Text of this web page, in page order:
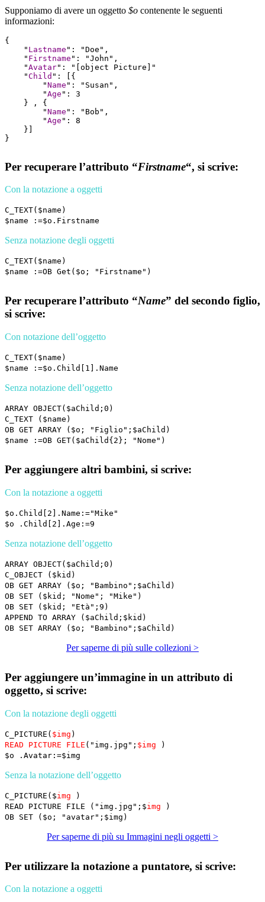
Supponiamo di avere un oggetto $o contenente le seguenti
informazioni:
{
    "
Lastname ": "Doe",
    "
Firstname ": "John",
    "
Avatar": "[object Picture]"
    "
Child ": [{
        "
Name ": "Susan",
        "
Age ": 3
    } , {
        "
Name ": "Bob",
        "
Age ": 8
    }]
}
Per recuperare l’attributo “Firstname“, si scrive:
Con la notazione a oggetti
C_TEXT( $name )
$name :=$o .Firstname
Senza notazione degli oggetti
C_TEXT( $name )
$name :=OB Get ( $o ; "Firstname")
Per recuperare l’attributo “Name” del secondo figlio,
si scrive:
Con notazione dell’oggetto
C_TEXT( $name )
$name :=$o .Child[1].Name
Senza notazione dell’oggetto
ARRAY OBJECT( $aChild ;0)
C_TEXT ( $name )
OB GET ARRAY ( $o ; "Figlio"; $aChild )
$name :=OB GET( $aChild {2}; "Nome")
Per aggiungere altri bambini, si scrive:
Con la notazione a oggetti
$o .Child[2].Name:="Mike"
$o .Child[2].Age:=9
Senza notazione dell’oggetto
ARRAY OBJECT( $aChild ;0)
C_OBJECT ( $kid )
OB GET ARRAY ( $o ; "Bambino"; $aChild )
OB SET ( $kid ; "Nome"; "Mike")
OB SET ( $kid ; "Età";9)
APPEND TO ARRAY ( $aChild ; $kid )
OB SET ARRAY ( $o ; "Bambino"; $aChild )
Per saperne di più sulle collezioni >
Per aggiungere un’immagine in un attributo di
oggetto, si scrive:
Con la notazione degli oggetti
C_PICTURE ( $img )
READ PICTURE FILE ("img.jpg"; $img )
$o .Avatar:=$img
Senza la notazione dell’oggetto
C_PICTURE ( $img )
READ PICTURE FILE ("img.jpg"; $img )
OB SET ( $o ; "avatar"; $img )
Per saperne di più su Immagini negli oggetti >
Per utilizzare la notazione a puntatore, si scrive:
Con la notazione a oggetti